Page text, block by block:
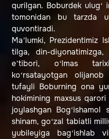
qurilgan. Boburdek ulug‘
tomonidan bu tarzda
quvontiradi.
Ma’lumki, Prezidentimiz
tilga, din-diyonatimizga,
e’tibori, o‘lmas
ko‘rsatayotgan
tufayli Boburning ona
hokimining maxsus
joylashgan Bog‘ishamol
shinam, go‘zal tabiatli
yubileyiga bag‘ishlab